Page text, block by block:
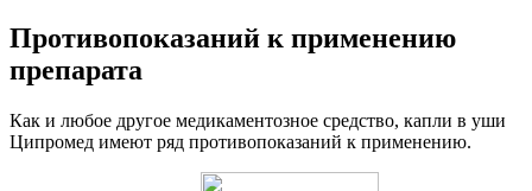
Противопоказаний к применению
препарата
Как и любое другое медикаментозное средство, капли в уши
Ципромед имеют ряд противопоказаний к применению.